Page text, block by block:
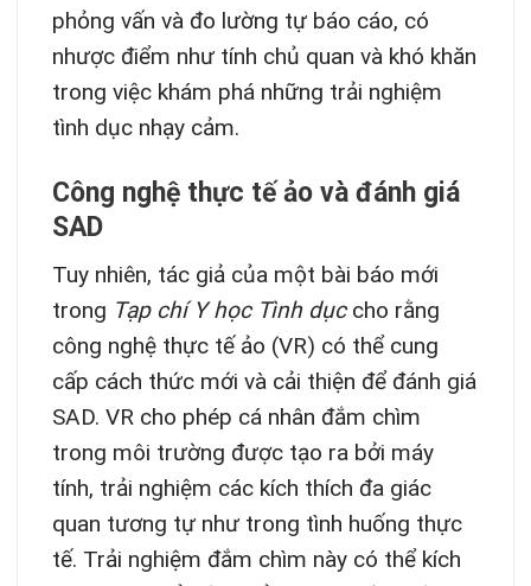
phỏng vấn và đo lường tự báo cáo, có
nhược điểm như tính chủ quan và khó khăn
trong việc khám phá những trải nghiệm
tình dục nhạy cảm.
Công nghệ thực tế ảo và đánh giá
SAD
Tuy nhiên, tác giả của một bài báo mới
trong Tạp chí Y học Tình dụccho rằng
công nghệ thực tế ảo (VR) có thể cung
cấp cách thức mới và cải thiện để đánh giá
SAD. VR cho phép cá nhân đắm chìm
trong môi trường được tạo ra bởi máy
tính, trải nghiệm các kích thích đa giác
quan tương tự như trong tình huống thực
tế. Trải nghiệm đắm chìm này có thể kích